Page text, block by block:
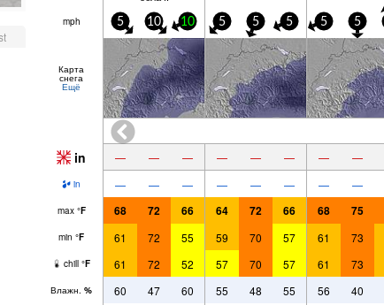
mph 5 10 10 5 5 5 5 5
Карта
снега
Ещё
in — — — — — — — —
in — — — — — — — —
max °F 68 72 66 64 72 66 68 75
min °F 61 72 55 59 70 57 61 73
chill °F 61 72 52 57 70 57 61 73
Влажн. % 60 47 60 55 48 55 56 40